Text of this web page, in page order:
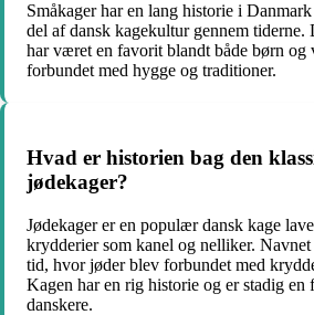
Småkager har en lang historie i
del af dansk kagekultur gennem tiderne.
har været en favorit blandt både børn og
forbundet med hygge og traditioner.
Hvad er historien bag den
jødekager?
Jødekager er en populær dansk kage
krydderier som kanel og nelliker. Navnet
tid, hvor jøder blev forbundet med
Kagen har en rig historie og er stadig en
danskere.